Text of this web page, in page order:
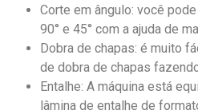
Corte em ângulo: você
90° e 45° com a ajuda de
Dobra de chapas: é muito
de dobra de chapas
Entalhe: A máquina está
lâmina de entalhe de